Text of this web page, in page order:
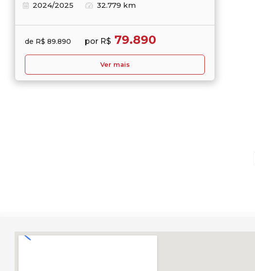
2024/2025
32.779 km
de R$ 89.890 por R$ 79.890
Ver mais